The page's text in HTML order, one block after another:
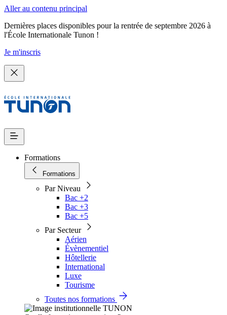
Aller au contenu principal
Dernières places disponibles pour la rentrée de septembre 2026 à
l'École Internationale Tunon !
Je m'inscris
Formations
Formations
Par Niveau
Bac +2
Bac +3
Bac +5
Par Secteur
Aérien
Évènementiel
Hôtellerie
International
Luxe
Tourisme
Toutes nos formations